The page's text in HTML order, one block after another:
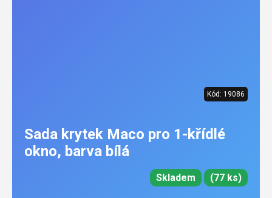
Kód: 19086
Sada krytek Maco pro 1-křídlé
okno, barva bílá
Skladem (77 ks)